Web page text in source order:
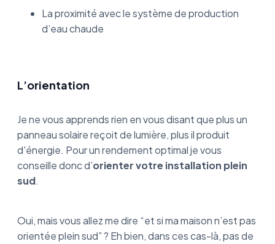
La proximité avec le système de production
d’eau chaude
L’orientation
Je ne vous apprends rien en vous disant que plus un
panneau solaire reçoit de lumière, plus il produit
d'énergie. Pour un rendement optimal je vous
conseille donc d’orienter votre installation plein
sud.
Oui, mais vous allez me dire “et si ma maison n’est pas
orientée plein sud” ? Eh bien, dans ces cas-là, pas de